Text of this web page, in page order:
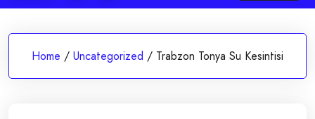
Home / Uncategorized / Trabzon Tonya Su Kesintisi